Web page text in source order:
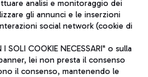
ITAanalisi e monitoraggio dei
gli annunci e le inserzioni
social network (cookie di
SOLI COOKIE NECESSARI" o sulla
lei non presta il consenso
il consenso, mantenendo le